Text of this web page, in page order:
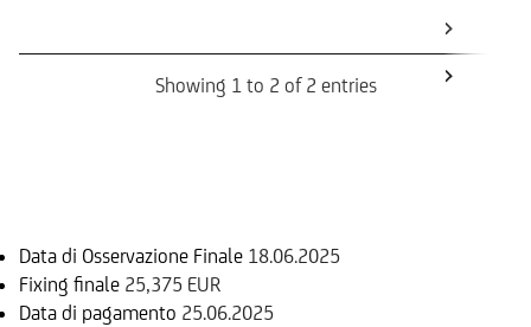
Showing 1 to 2 of 2 entries
Data di Osservazione Finale 18.06.2025
Fixing finale 25,375 EUR
Data di pagamento 25.06.2025